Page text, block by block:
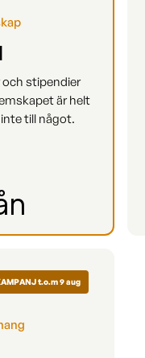
stipendier
är helt
till något.
t.o.m 9 aug